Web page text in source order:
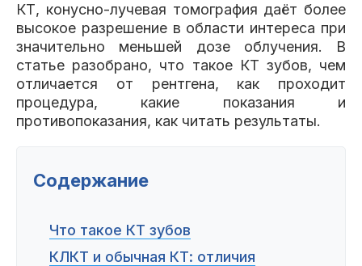
Вопросы и ответы Награды Лицензии
Сотрудники Контакты
КТ, конусно-лучевая томография даёт более
высокое разрешение в области интереса при
значительно меньшей дозе облучения. В
статье разобрано, что такое КТ зубов, чем
отличается от рентгена, как проходит
процедура, какие показания и
противопоказания, как читать результаты.
Содержание
Что такое КТ зубов
КЛКТ и обычная КТ: отличия